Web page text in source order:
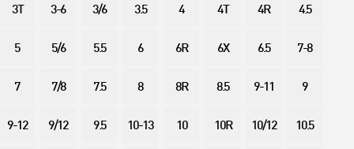
3T 3-6 3/6 3.5 4 4T 4R 4.5
5 5/6 5.5 6 6R 6X 6.5 7-8
7 7/8 7.5 8 8R 8.5 9-11 9
9-12 9/12 9.5 10-13 10 10R 10/12 10.5